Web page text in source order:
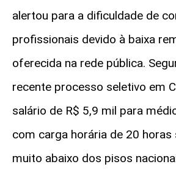
alertou para a dificuldade de
profissionais devido à baixa
oferecida na rede pública.
recente processo seletivo em
salário de R$ 5,9 mil para
com carga horária de 20 horas
muito abaixo dos pisos